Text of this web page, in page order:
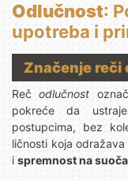
Odlučnost:
upotreba i
Značenje reči
Rečodlučnost
pokreće da
postupcima, bez
ličnosti koja
ispremnost na